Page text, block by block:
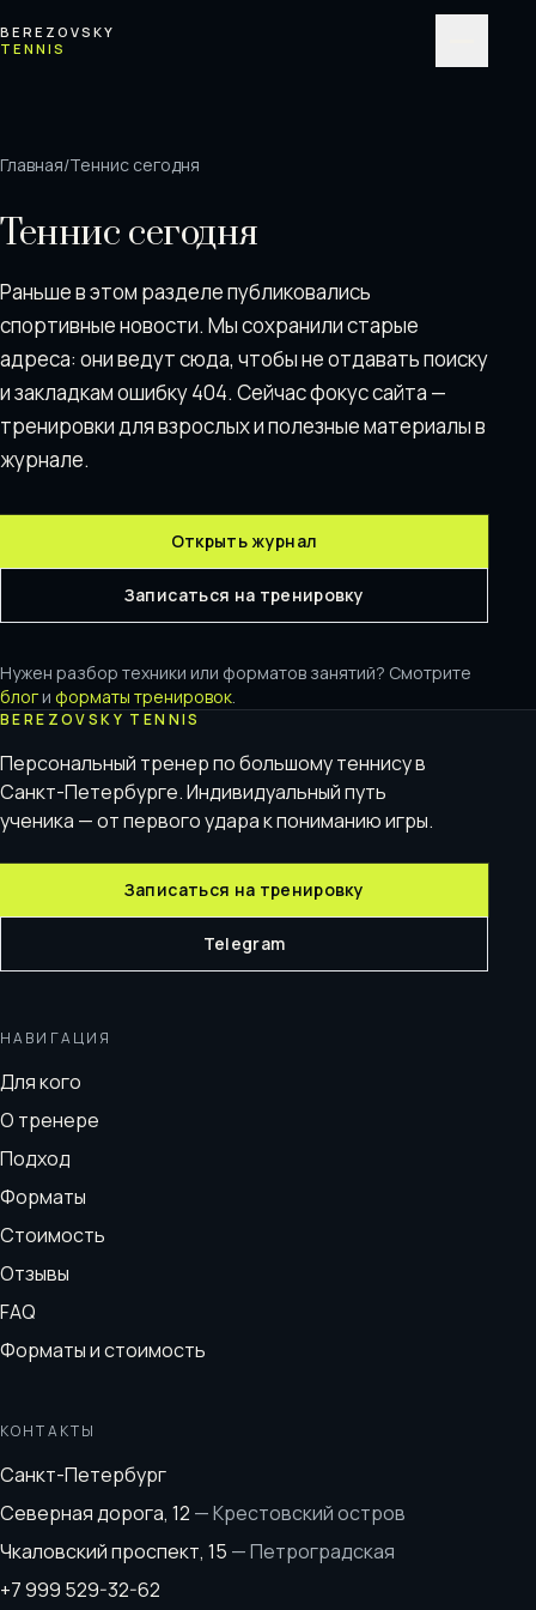
BEREZOVSKY
TENNIS
Главная/Теннис сегодня
Теннис сегодня
Раньше в этом разделе публиковались
спортивные новости. Мы сохранили старые
адреса: они ведут сюда, чтобы не отдавать поискy
и закладкам ошибку 404. Сейчас фокус сайта —
тренировки для взрослых и полезные материалы в
журнале.
Открыть журнал
Записаться на тренировку
Нужен разбор техники или форматов занятий? Смотрите
блог и форматы тренировок.
BEREZOVSKY TENNIS
Персональный тренер по большому теннису в
Санкт-Петербурге. Индивидуальный путь
ученика — от первого удара к пониманию игры.
Записаться на тренировку
Telegram
НАВИГАЦИЯ
Для кого
О тренере
Подход
Форматы
Стоимость
Отзывы
FAQ
Форматы и стоимость
КОНТАКТЫ
Санкт-Петербург
Северная дорога, 12 —Крестовский остров
Чкаловский проспект, 15 —Петроградская
+7 999 529-32-62